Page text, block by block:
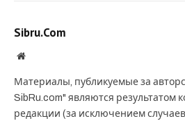
Sibru.Com
Website
Материалы, публикуемые за
SibRu.com" являются результатом
редакции (за исключением